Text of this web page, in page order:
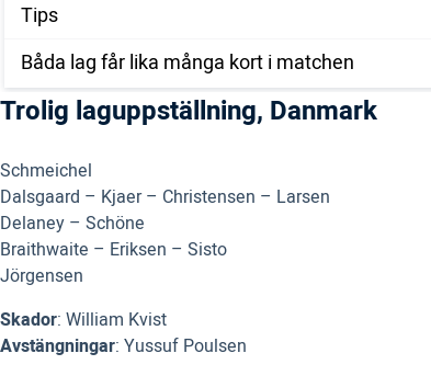
Tips
Båda lag får lika många kort i matchen
Trolig laguppställning, Danmark
Schmeichel
Dalsgaard – Kjaer – Christensen – Larsen
Delaney – Schöne
Braithwaite – Eriksen – Sisto
Jörgensen
Skador: William Kvist
Avstängningar: Yussuf Poulsen